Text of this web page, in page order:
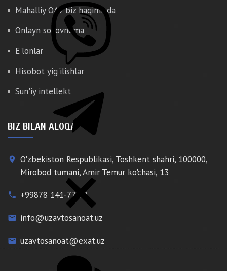
Mahalliy OAV biz haqimizda
Onlayn so'rovnoma
E'lonlar
Hisobot yig'ilishlar
Sun'iy intellekt
BIZ BILAN ALOQA
place O'zbekiston Respublikasi, Toshkent shahri, 100000,
Mirobod tumani, Amir Temur ko'chasi, 13
phone +99878 141-77-77
email info@uzavtosanoat.uz
email uzavtosanoat@exat.uz